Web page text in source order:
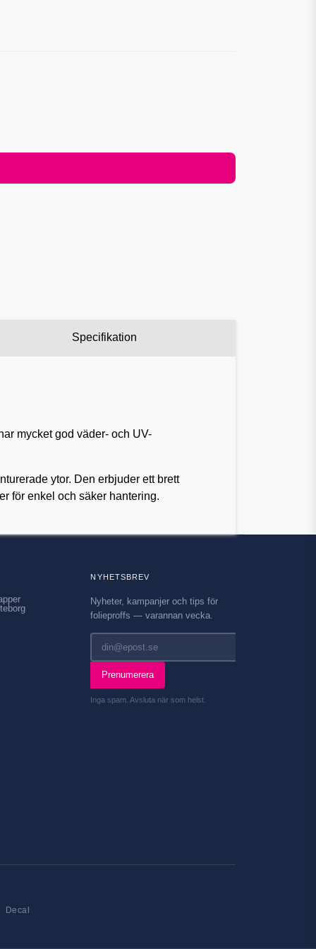
Specifikation
mycket god väder- och UV-
ytor. Den erbjuder ett brett
för enkel och säker hantering.
NYHETSBREV
Nyheter, kampanjer och tips för
folieproffs — varannan vecka.
Prenumerera
Inga spam. Avsluta när som helst.
Decal